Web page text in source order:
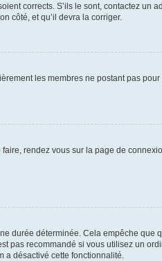
corrects. S’ils le sont, contactez un
côté, et qu’il devra la corriger.
les membres ne postant pas
rendez vous sur la page de
durée déterminée. Cela empêche que
pas recommandé si vous utilisez un
a désactivé cette fonctionnalité.